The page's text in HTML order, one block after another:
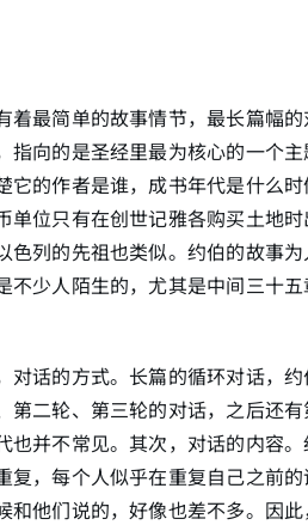
最简单的故事情节，最长篇幅
指向的是圣经里最为核心的一个
它的作者是谁，成书年代是什么
位只有在创世记雅各购买土地
色列的先祖也类似。约伯的故事
少人陌生的，尤其是中间三十五
对话的方式。长篇的循环对话，
第二轮、第三轮的对话，之后还
也并不常见。其次，对话的内容
复，每个人似乎在重复自己之前
和他们说的，好像也差不多。因